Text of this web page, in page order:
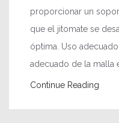
proporcionar un
que el jitomate se
óptima. Uso
adecuado de la malla
Continue Reading